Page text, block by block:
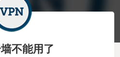
不能用了